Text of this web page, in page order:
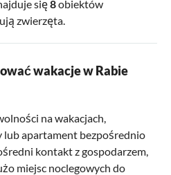
się8obiektów
zwierzęta.
wakacje w Rabie
na wakacjach,
lub apartament bezpośrednio
kontakt z gospodarzem,
miejsc noclegowych do